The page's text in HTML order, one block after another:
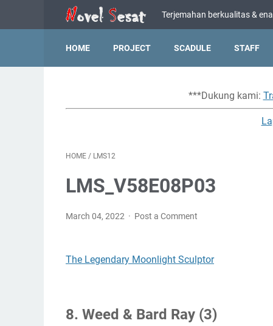
Terjemahan berkualitas &
HOME PROJECT SCADULE STAFF
***Dukung kami:
HOME / LMS12
LMS_V58E08P03
March 04, 2022 Post a Comment
The Legendary Moonlight Sculptor
8. Weed & Bard Ray (3)